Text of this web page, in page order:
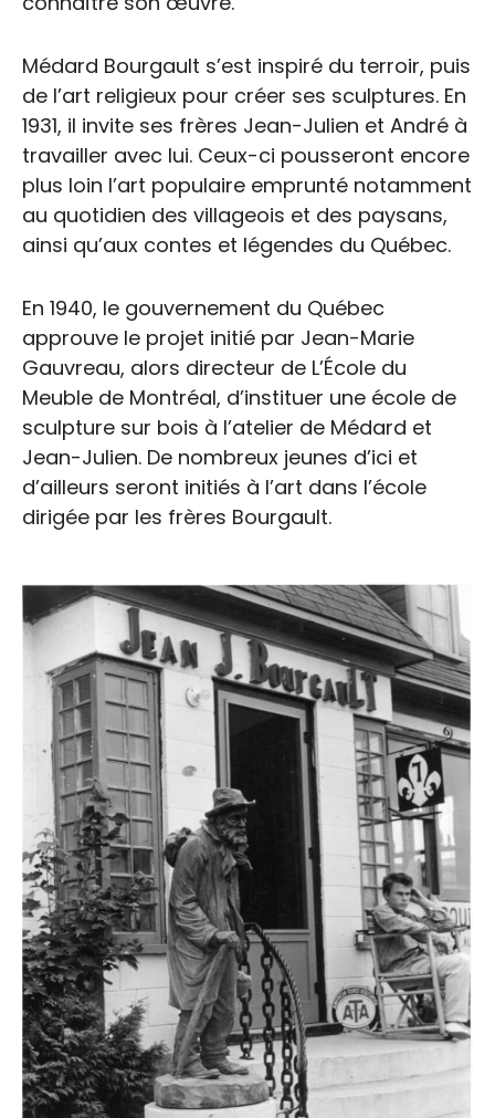
Portrait des pionniers
en métiers d’art
Médard Bourgault s’est inspiré du terroir, puis
de l’art religieux pour créer ses sculptures. En
1931, il invite ses frères Jean-Julien et André à
travailler avec lui. Ceux-ci pousseront encore
plus loin l’art populaire emprunté notamment
au quotidien des villageois et des paysans,
ainsi qu’aux contes et légendes du Québec.
En 1940, le gouvernement du Québec
approuve le projet initié par Jean-Marie
Gauvreau, alors directeur de L’École du
Meuble de Montréal, d’instituer une école de
sculpture sur bois à l’atelier de Médard et
Jean-Julien. De nombreux jeunes d’ici et
d’ailleurs seront initiés à l’art dans l’école
dirigée par les frères Bourgault.